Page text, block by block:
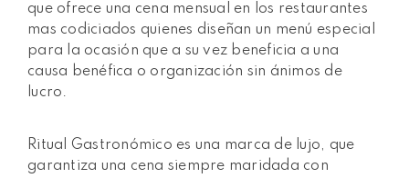
que ofrece una cena mensual en los restaurantes
mas codiciados quienes diseñan un menú especial
para la ocasión que a su vez beneficia a una
causa benéfica o organización sin ánimos de
lucro.
Ritual Gastronómico es una marca de lujo, que
garantiza una cena siempre maridada con